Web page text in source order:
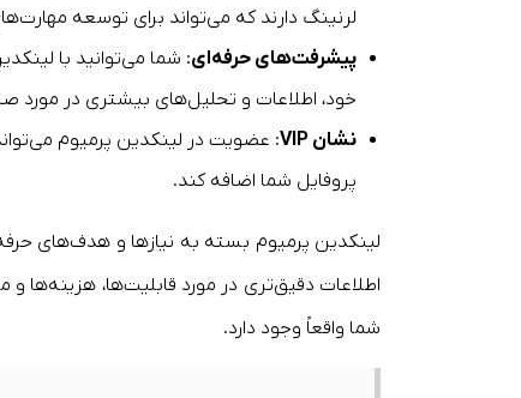
لرنینگ دارند که می‌تواند برای توسعه
پیشرفت‌های حرفه‌ای
خود، اطلاعات و تحلیل‌های بیشتری در
نشان VIP
پروفایل شما اضافه کند.
لینکدین پرمیوم بسته به نیازها و هدف‌های
اطلاعات دقیق‌تری در مورد قابلیت‌ها، هزینه‌ها
شما واقعاً وجود دارد.